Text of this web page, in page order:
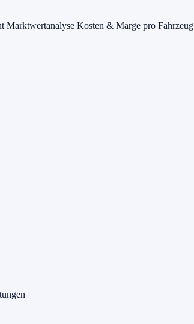
Marktwertanalyse Kosten & Marge pro Fahrzeug